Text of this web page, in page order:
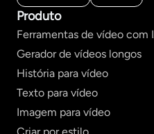
Produto
Ferramentas de vídeo com
Gerador de vídeos longos
História para vídeo
Texto para vídeo
Imagem para vídeo